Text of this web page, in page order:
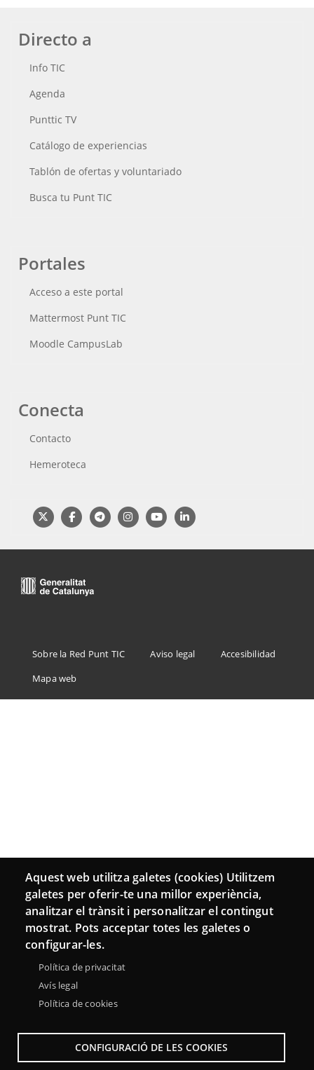
Directo a
Info TIC
Agenda
Punttic TV
Catálogo de experiencias
Tablón de ofertas y voluntariado
Busca tu Punt TIC
Portales
Acceso a este portal
Mattermost Punt TIC
Moodle CampusLab
Conecta
Contacto
Hemeroteca
Aquest web utilitza galetes (cookies) Utilitzem
galetes per oferir-te una millor experiència,
analitzar el trànsit i personalitzar el contingut
mostrat. Pots acceptar totes les galetes o
configurar-les.
Política de privacitat
Avís legal
Política de cookies
CONFIGURACIÓ DE LES COOKIES
Menu
Footer
Sobre la Red Punt TIC Aviso legal
Accesibilidad
Mapa web